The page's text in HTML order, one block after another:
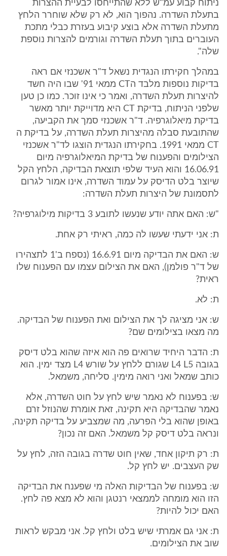
ניתוח קבוע עמ"ש ללא שהתייחסו לבעיית ההצרות
בתעלת השדרה. נהפוך הוא, לא רק שלא שוחרר הלחץ
מתעלת השדרה אלא בוצע קיבוע בעזרת כבלי מתכת
העוברים בתוך תעלת השדרה וגורמים להצרות נוספת
שלה".
במהלך חקירתו הנגדית נשאל ד"ר אשכנזי אם ראה
בדיקות נוספות מלבד הCT ממאי 91' שבו היה חשד
להיצרות תעלת השדרה, ואמר כי אינו זוכר. כמו כן טען
שלפני הניתוח, בדיקת CT היא מדוייקת יותר מאשר
בדיקת מיאלוגרפיה. ד"ר אשכנזי סמך את הקביעה,
שהתובעת סבלה מהיצרות תעלת השדרה, על בדיקת ה
CT ממאי 1991. בחקירתו הנגדית הוצגו לד"ר אשכנזי
הצילומים והפענוח של בדיקת המיאלוגרפיה מיום
16.06.91 והוא העיד שלפי תוצאת הבדיקה, הלחץ הקל
שיוצר בלט הדיסק על עמוד השדרה, אינו אמור לגרום
לתסמונת של היצרות תעלת השדרה:
"ש: האם אתה יודע שנעשו לתובע 3 בדיקות מילוגרפיה?
ת: אני ידעתי שעשו לה כמה, ראיתי רק אחת.
ש: האם את הבדיקה מיום 16.6.91 (נספח ב'1 לתצהירו
של ד"ר פולמן), האם את הצילום עצמו עם הפענוח שלו
ראית?
ת: לא.
ש: אני מציגה לך את הצילום ואת הפענוח של הבדיקה.
מה מצאו בצילומים שם?
ת: הדבר היחיד שרואים פה הוא איזה שהוא בלט דיסק
בגובה L4 L5 שגורם ללחץ על שורש L4 מצד ימין. הוא
כותב שמאל ואני רואה מימין. סליחה, משמאל.
ש: בפענוח לא נאמר שיש לחץ על חוט השדרה, אלא
נאמר שהבדיקה היא תקינה, זאת אומרת שהנוזל זרם
באופן שהוא בלי הפרעה, מה שמצביע על בדיקה תקינה,
ונראה בלט דיסק קל משמאל. האם זה נכון?
ת: רק תיקון אחד, שאין חוט שדרה בגובה הזה, לחץ על
שק העצבים. יש לחץ קל.
ש: בפענוח של הבדיקות האלה מי שפענח את הבדיקה
הזו הוא מומחה לממצאי רנטגן והוא לא מצא פה לחץ.
האם יכול להיות?
ת: אני גם אמרתי שיש בלט ולחץ קל. אני מבקש לראות
שוב את הצילומים.